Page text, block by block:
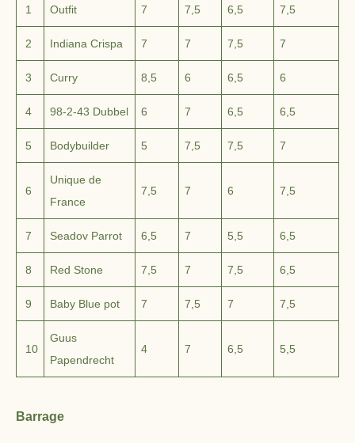
1 Outfit 7 7,5 6,5 7,5
2 Indiana Crispa 7 7 7,5 7
3 Curry 8,5 6 6,5 6
4 98-2-43 Dubbel 6 7 6,5 6,5
5 Bodybuilder 5 7,5 7,5 7
6
Unique de
France
7,5 7 6 7,5
7 Seadov Parrot 6,5 7 5,5 6,5
8 Red Stone 7,5 7 7,5 6,5
9 Baby Blue pot 7 7,5 7 7,5
10
Guus
Papendrecht
4 7 6,5 5,5
Barrage